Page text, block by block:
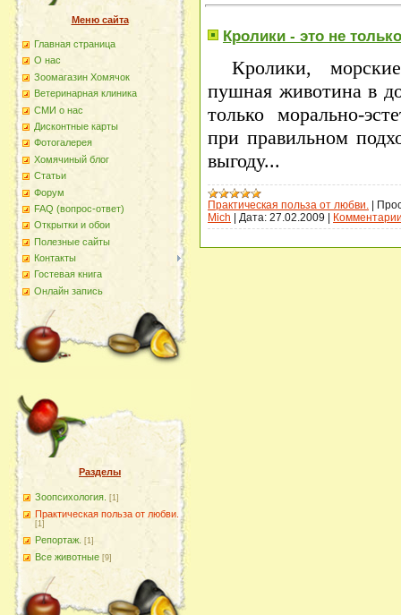
Меню сайта
Главная страница
О наc
Зоомагазин Хомячок
Ветеринарная клиника
СМИ о нас
Дисконтные карты
Фотогалерея
Хомячиный блог
Статьи
Форум
FAQ (вопрос-ответ)
Открытки и обои
Полезные сайты
Контакты
Гостевая книга
Онлайн запись
Разделы
Зоопсихология. [1]
Практическая польза от любви.
[1]
Репортаж. [1]
Все животные [9]
Кролики - это не
Кролики,
пушная животина в
только морально-
при правильном
выгоду...
Практическая польза от любви.
Mich
Дата: 27.02.2009